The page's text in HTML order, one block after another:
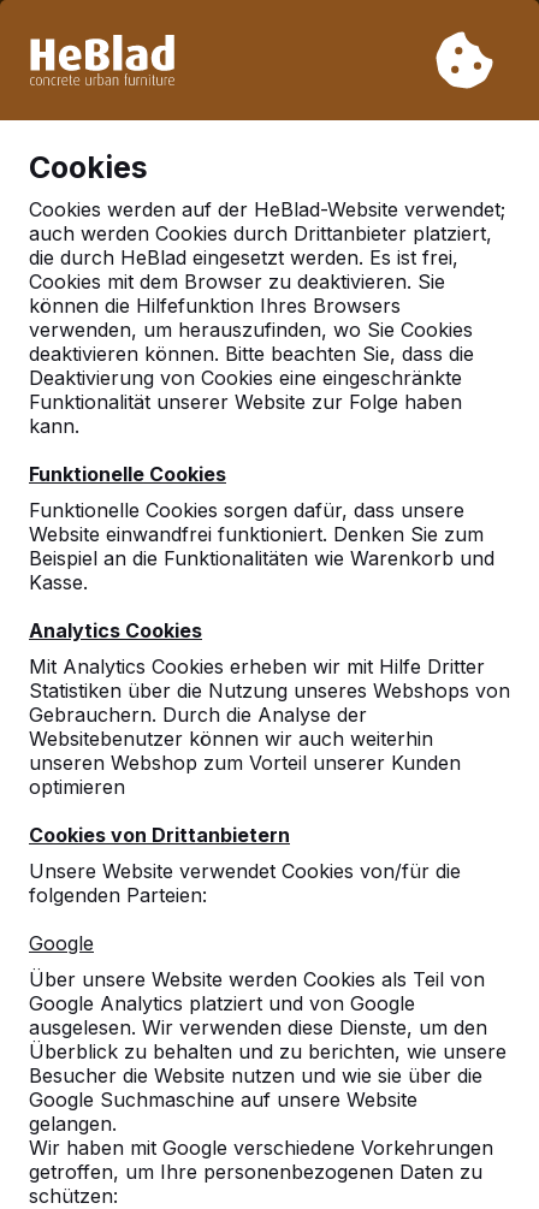
Woche 33 nicht. Bitte berücksichtigen Sie daher längere
Cookies
Cookies werden auf der HeBlad-Website verwendet;
auch werden Cookies durch Drittanbieter platziert,
die durch HeBlad eingesetzt werden. Es ist frei,
Cookies mit dem Browser zu deaktivieren. Sie
können die Hilfefunktion Ihres Browsers
verwenden, um herauszufinden, wo Sie Cookies
deaktivieren können. Bitte beachten Sie, dass die
Deaktivierung von Cookies eine eingeschränkte
Funktionalität unserer Website zur Folge haben
kann.
Funktionelle Cookies
Funktionelle Cookies sorgen dafür, dass unsere
Website einwandfrei funktioniert. Denken Sie zum
Beispiel an die Funktionalitäten wie Warenkorb und
Kasse.
Analytics Cookies
Mit Analytics Cookies erheben wir mit Hilfe Dritter
Statistiken über die Nutzung unseres Webshops von
Gebrauchern. Durch die Analyse der
Websitebenutzer können wir auch weiterhin
unseren Webshop zum Vorteil unserer Kunden
optimieren
Cookies von Drittanbietern
Unsere Website verwendet Cookies von/für die
folgenden Parteien:
Google
Über unsere Website werden Cookies als Teil von
Google Analytics platziert und von Google
ausgelesen. Wir verwenden diese Dienste, um den
Überblick zu behalten und zu berichten, wie unsere
Besucher die Website nutzen und wie sie über die
Google Suchmaschine auf unsere Website
gelangen.
Wir haben mit Google verschiedene Vorkehrungen
getroffen, um Ihre personenbezogenen Daten zu
schützen:
Deutschland
Referenties in:Troisdorf
9
angenommen.
Auch mit großen Bällen und vielen Kindern.
Andreas Friedrichs
07-02-2023
10
Beton und werden von den Kindern in jeder
Pause zum Spielen genutzt.
07-06-2022
10
Funktionell, pflegeleicht
Verein d. Freunde u. Förderer d.
GGS Sieglar e.V.
23-12-
2021